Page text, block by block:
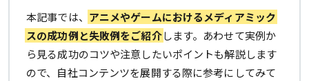
本記事では、 アニメやゲームにおけるメディアミック
スの成功例と失敗例をご紹介します。あわせて実例か
ら見る成功のコツや注意したいポイントも解説します
ので、自社コンテンツを展開する際に参考にしてみて